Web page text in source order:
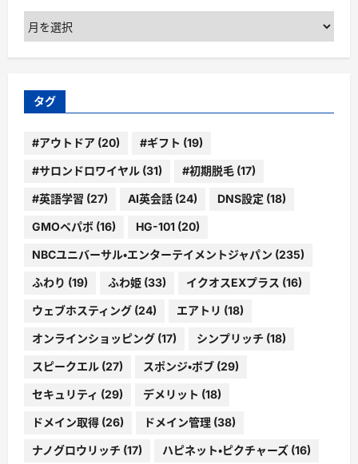
ア
ー
カ
ブ
タグ
#アウトドア (20) #ギフト (19)
#サロンドロワイヤル (31) #初期脱毛 (17)
#英語学習 (27) AI英会話 (24) DNS設定 (18)
GMOペパボ (16) HG-101 (20)
NBCユニバーサル・エンターテイメントジャパン (235)
ふわり (19) ふわ姫 (33) イクオスEXプラス (16)
ウェブホスティング (24) エアトリ (18)
オンラインショッピング (17) シンプリッチ (18)
スピークエル (27) スポンジ・ボブ (29)
セキュリティ (29) デメリット (18)
ドメイン取得 (26) ドメイン管理 (38)
ナノグロウリッチ (17) ハピネット・ピクチャーズ (16)